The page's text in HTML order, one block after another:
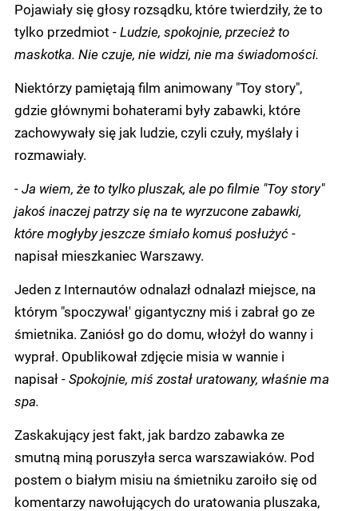
Pojawiały się głosy rozsądku, które twierdziły, że to
tylko przedmiot -Ludzie, spokojnie, przecież to
maskotka. Nie czuje, nie widzi, nie ma świadomości.
Niektórzy pamiętają film animowany "Toy story",
gdzie głównymi bohaterami były zabawki, które
zachowywały się jak ludzie, czyli czuły, myślały i
rozmawiały.
- Ja wiem, że to tylko pluszak, ale po filmie "Toy story"
jakoś inaczej patrzy się na te wyrzucone zabawki,
które mogłyby jeszcze śmiało komuś posłużyć -
napisał mieszkaniec Warszawy.
Jeden z Internautów odnalazł odnalazł miejsce, na
którym "spoczywał' gigantyczny miś i zabrał go ze
śmietnika. Zaniósł go do domu, włożył do wanny i
wyprał. Opublikował zdjęcie misia w wannie i
napisał -Spokojnie, miś został uratowany, właśnie ma
spa.
Zaskakujący jest fakt, jak bardzo zabawka ze
smutną miną poruszyła serca warszawiaków. Pod
postem o białym misiu na śmietniku zaroiło się od
komentarzy nawołujących do uratowania pluszaka,